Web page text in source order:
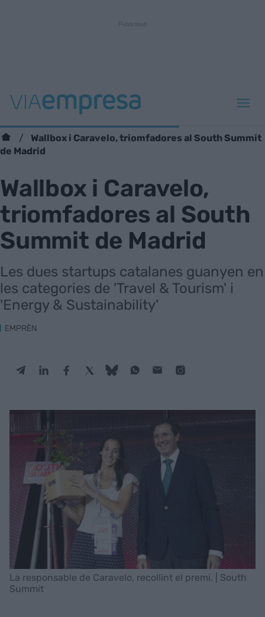
Wallbox i Caravelo, triomfadores al South Summit
de Madrid
Wallbox i Caravelo,
triomfadores al South
Summit de Madrid
Les dues startups catalanes guanyen en
les categories de 'Travel & Tourism' i
'Energy & Sustainability'
EMPRÈN
La responsable de Caravelo, recollint el premi. | South
Summit